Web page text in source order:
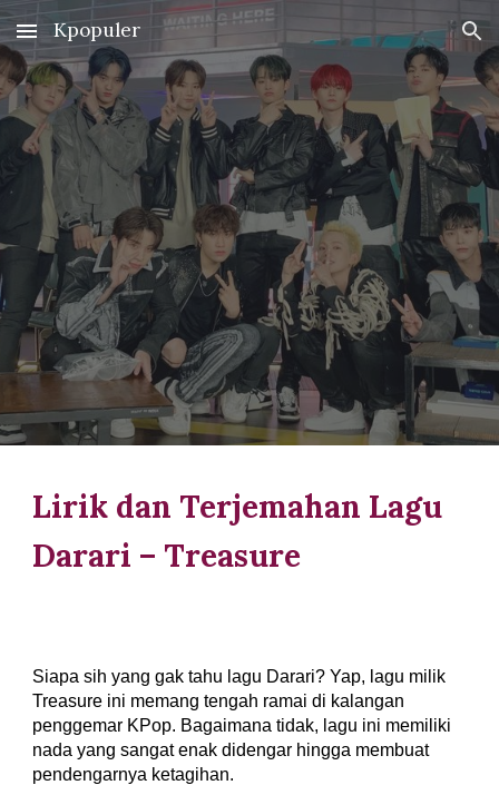
Skip to main content Skip to navigation
Kpopuler
Lirik dan Terjemahan Lagu
Darari – Treasure
Siapa sih yang gak tahu lagu Darari? Yap, lagu milik
Treasure ini memang tengah ramai di kalangan
penggemar KPop. Bagaimana tidak, lagu ini memiliki
nada yang sangat enak didengar hingga membuat
pendengarnya ketagihan.